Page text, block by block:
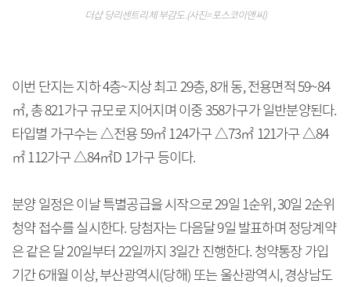
더샵 당리센트리체 부감도.(사진=포스코이앤씨)
이번 단지는 지하 4층~지상 최고 29층, 8개 동, 전용면적 59~84
㎡, 총 821가구 규모로 지어지며 이중 358가구가 일반분양된다.
타입별 가구수는 △전용 59㎡ 124가구 △73㎡ 121가구 △84
㎡ 112가구 △84㎡D 1가구 등이다.
분양 일정은 이날 특별공급을 시작으로 29일 1순위, 30일 2순위
청약 접수를 실시한다. 당첨자는 다음달 9일 발표하며 정당계약
은 같은 달 20일부터 22일까지 3일간 진행한다. 청약통장 가입
기간 6개월 이상, 부산광역시(당해) 또는 울산광역시, 경상남도